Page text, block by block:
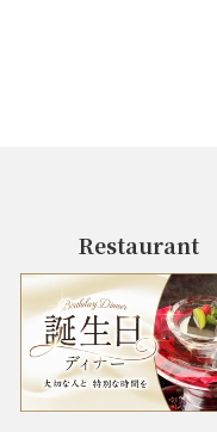
Restaurant